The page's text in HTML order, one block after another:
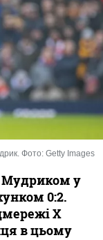
Фото: Getty Images
Мудриком у
0:2.
Х
в цьому